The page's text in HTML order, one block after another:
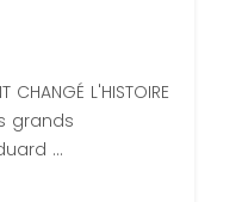
CHANGÉ L'HISTOIRE
grands
...